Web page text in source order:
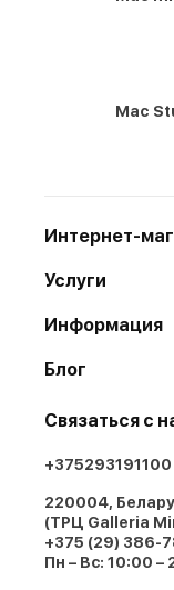
Mac
Интернет-
Услуги
Информация
Блог
Связаться с
+375293191100
220004,
(ТРЦ Galleria
+375 (29) 386-
Пн – Вс: 10:00 –